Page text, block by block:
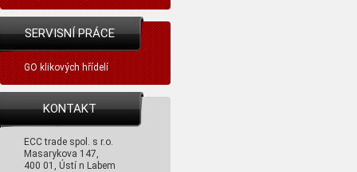
SERVISNÍ PRÁCE
GO klikových hřídelí
KONTAKT
ECC trade spol. s r.o.
Masarykova 147,
400 01, Ústí n Labem